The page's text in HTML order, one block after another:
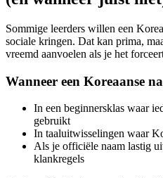
Sommige leerders willen een
sociale kringen. Dat kan prima,
vreemd aanvoelen als je het
Wanneer een Koreaanse
In een beginnersklas waar
gebruikt
In taaluitwisselingen waar
Als je officiële naam lastig
klankregels